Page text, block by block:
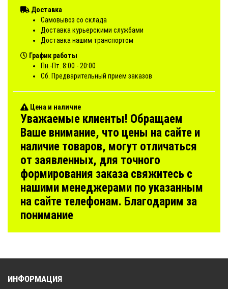
Доставка
Самовывоз со склада
Доставка курьерскими службами
Доставка нашим транспортом
График работы
Пн.-Пт. 8:00 - 20:00
Сб. Предварительный прием заказов
Цена и наличие
Уважаемые клиенты! Обращаем
Ваше внимание, что цены на сайте и
наличие товаров, могут отличаться
от заявленных, для точного
формирования заказа свяжитесь с
нашими менеджерами по указанным
на сайте телефонам. Благодарим за
понимание
ИНФОРМАЦИЯ